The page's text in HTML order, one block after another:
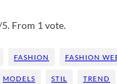
From 1 vote.
FASHION FASHION
MODELS STIL TREND